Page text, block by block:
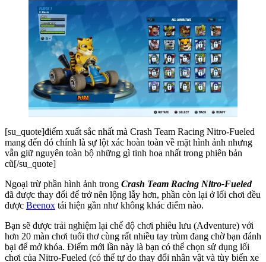
[su_quote]điểm xuất sắc nhất mà Crash Team Racing Nitro-Fueled
mang đến đó chính là sự lột xác hoàn toàn về mặt hình ảnh nhưng
vẫn giữ nguyên toàn bộ những gì tinh hoa nhất trong phiên bản
cũ[/su_quote]
Ngoại trừ phần hình ảnh trong Crash Team Racing Nitro-Fueled
đã được thay đổi để trở nên lộng lẫy hơn, phần còn lại ở lối chơi đều
được Beenox tái hiện gần như không khác điểm nào.
Bạn sẽ được trải nghiệm lại chế độ chơi phiêu lưu (Adventure) với
hơn 20 màn chơi tuổi thơ cùng rất nhiều tay trùm đang chờ bạn đánh
bại để mở khóa. Điểm mới lần này là bạn có thể chọn sử dụng lối
chơi của Nitro-Fueled (có thể tự do thay đổi nhân vật và tùy biến xe